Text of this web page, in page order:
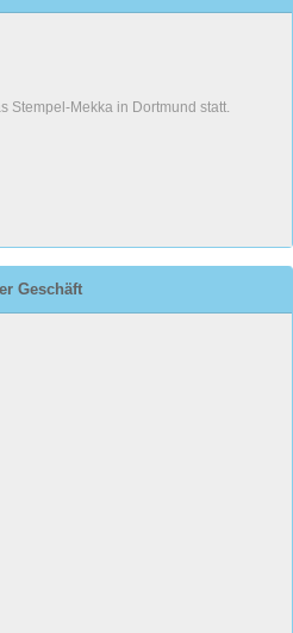
Stempel-Mekka in Dortmund statt.
Geschäft